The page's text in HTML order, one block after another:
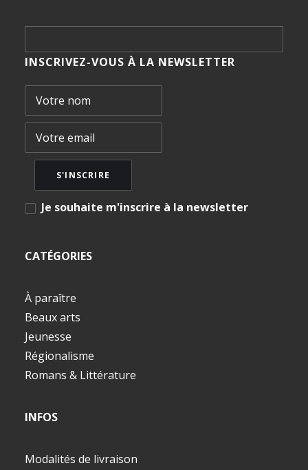
INSCRIVEZ-VOUS À LA NEWSLETTER
Je souhaite m'inscrire à la newsletter
CATÉGORIES
À paraître
Beaux arts
Jeunesse
Régionalisme
Romans & Littérature
INFOS
Modalités de livraison